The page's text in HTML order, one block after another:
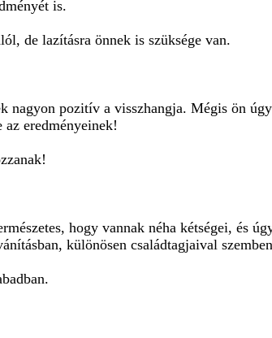
is.
de lazításra önnek is szüksége van.
nagyon pozitív a visszhangja. Mégis ön
eredményeinek!
hogy vannak néha kétségei, és
különösen családtagjaival